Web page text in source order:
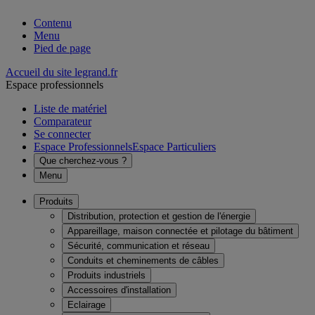
Contenu
Menu
Pied de page
Accueil du site legrand.fr
Espace professionnels
Liste de matériel
Comparateur
Se connecter
Espace ProfessionnelsEspace Particuliers
Que cherchez-vous ?
Menu
Produits
Distribution, protection et gestion de l'énergie
Appareillage, maison connectée et pilotage du bâtiment
Sécurité, communication et réseau
Conduits et cheminements de câbles
Produits industriels
Accessoires d'installation
Eclairage